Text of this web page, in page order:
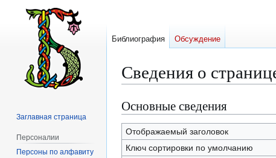
Сведения о
Перейти
к
навигации
Перейти
к
поиску
Основные сведения
Отображаемый заголовок
Ключ сортировки по умолчанию
Библиография Обсуждение
Заглавная страница
Персоналии
Персоны по алфавиту